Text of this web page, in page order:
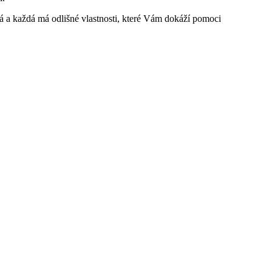
každá má odlišné vlastnosti, které Vám dokáží pomoci